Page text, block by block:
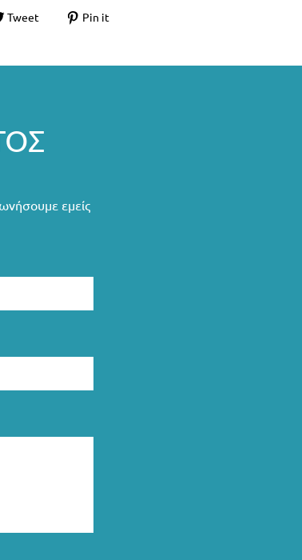
Tweet Pin it
εμείς